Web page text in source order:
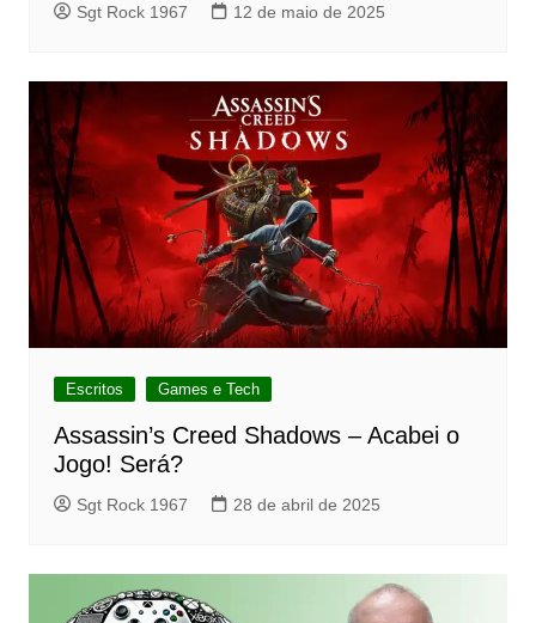
Sgt Rock 1967 12 de maio de 2025
Escritos Games e Tech
Assassin’s Creed Shadows – Acabei o
Jogo! Será?
Sgt Rock 1967 28 de abril de 2025